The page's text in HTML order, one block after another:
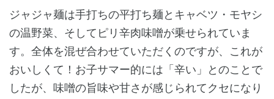
ジャジャ麺は手打ちの平打ち麺とキャベツ・モヤシ
の温野菜、そしてピリ辛肉味噌が乗せられていま
す。全体を混ぜ合わせていただくのですが、これが
おいしくて！お子サマー的には「辛い」とのことで
したが、味噌の旨味や甘さが感じられてクセになり